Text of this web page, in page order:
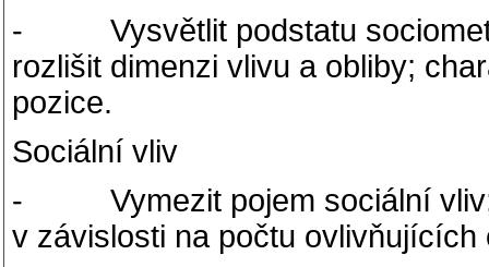
- Vysvětlit podstatu
rozlišit dimenzi vlivu a obliby;
pozice.
Sociální vliv
- Vymezit pojem sociální vliv;
v závislosti na počtu